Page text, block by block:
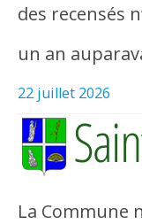
des recensés
un an
22 juillet 2026
La Commune